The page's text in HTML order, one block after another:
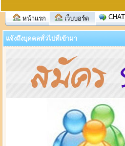
หน้าแรก เว็บบอร์ด
แจ้งถึงบุคคลทั่วไปที่เข้ามา